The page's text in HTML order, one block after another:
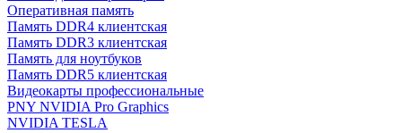
Оперативная память
Память DDR4 клиентская
Память DDR3 клиентская
Память для ноутбуков
Память DDR5 клиентская
Видеокарты профессиональные
PNY NVIDIA Pro Graphics
NVIDIA TESLA